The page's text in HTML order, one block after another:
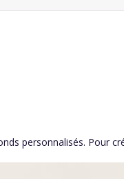
personnalisés. Pour